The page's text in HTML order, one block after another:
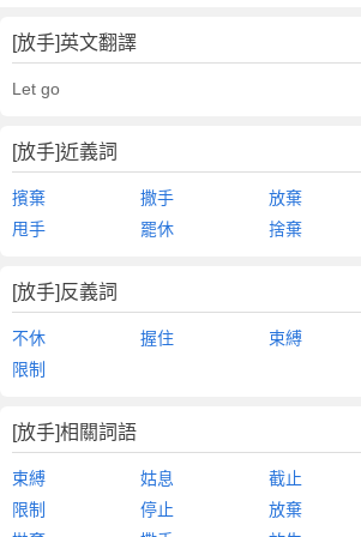
[放手]英文翻譯
Let go
[放手]近義詞
擯棄 撒手 放棄
甩手
罷休 捨棄
[放手]反義詞
不休 握住 束縛
限制
[放手]相關詞語
束縛 姑息 截止
限制
停止 放棄